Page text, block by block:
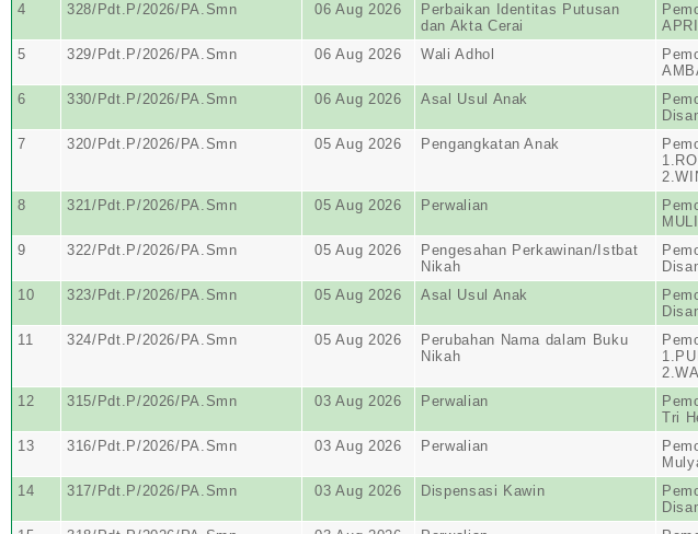
4 328/Pdt.P/2026/PA.Smn 06 Aug 2026
Perbaikan Identitas Putusan
dan Akta Cerai
5 329/Pdt.P/2026/PA.Smn 06 Aug 2026 Wali Adhol
6 330/Pdt.P/2026/PA.Smn 06 Aug 2026 Asal Usul Anak
7 320/Pdt.P/2026/PA.Smn 05 Aug 2026 Pengangkatan Anak
8 321/Pdt.P/2026/PA.Smn 05 Aug 2026 Perwalian
9 322/Pdt.P/2026/PA.Smn 05 Aug 2026
Pengesahan Perkawinan/Istbat
Nikah
10 323/Pdt.P/2026/PA.Smn 05 Aug 2026 Asal Usul Anak
11 324/Pdt.P/2026/PA.Smn 05 Aug 2026
Perubahan Nama dalam Buku
Nikah
12 315/Pdt.P/2026/PA.Smn 03 Aug 2026 Perwalian
Tri
13 316/Pdt.P/2026/PA.Smn 03 Aug 2026 Perwalian
14 317/Pdt.P/2026/PA.Smn 03 Aug 2026 Dispensasi Kawin